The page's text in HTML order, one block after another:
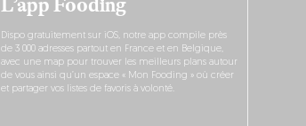
L’app Fooding
Dispo gratuitement sur iOS, notre app compile près
de 3 000 adresses partout en France et en Belgique,
avec une map pour trouver les meilleurs plans autour
de vous ainsi qu’un espace « Mon Fooding » où créer
et partager vos listes de favoris à volonté.